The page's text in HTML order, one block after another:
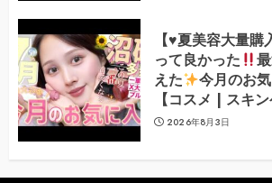
【♥️夏美容大量購
って良かった
えた
今月のお
【コスメ | スキン
2026年8月3日